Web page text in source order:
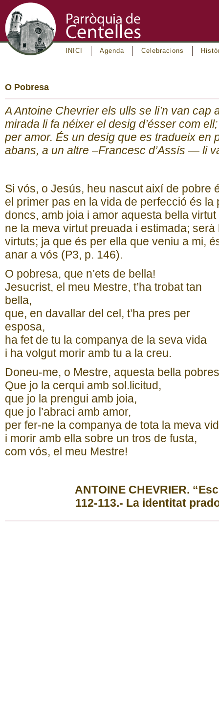
INICI Agenda Celebracions
O Pobresa
A Antoine Chevrier els ulls se li’n van cap
mirada li fa néixer el desig d’ésser com
per amor. És un desig que es tradueix en
abans, a un altre –Francesc d’Assís — li
Si vós, o Jesús, heu nascut així de pobre
el primer pas en la vida de perfecció és la
doncs, amb joia i amor aquesta bella
ne la meva virtut preuada i estimada;
virtuts; ja que és per ella que veniu a mi,
anar a vós (P3, p. 146).
O pobresa, que n’ets de bella!
Jesucrist, el meu Mestre, t’ha trobat tan
bella,
que, en davallar del cel, t’ha pres per
esposa,
ha fet de tu la companya de la seva vida
i ha volgut morir amb tu a la creu.
Doneu-me, o Mestre, aquesta bella
Que jo la cerqui amb sol.licitud,
que jo la prengui amb joia,
que jo l’abraci amb amor,
per fer-ne la companya de tota la meva
i morir amb ella sobre un tros de fusta,
com vós, el meu Mestre!
ANTOINE CHEVRIER.
112-113.- La identitat